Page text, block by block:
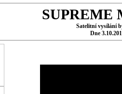
SUPREME
Satelitní vysílání
Dne